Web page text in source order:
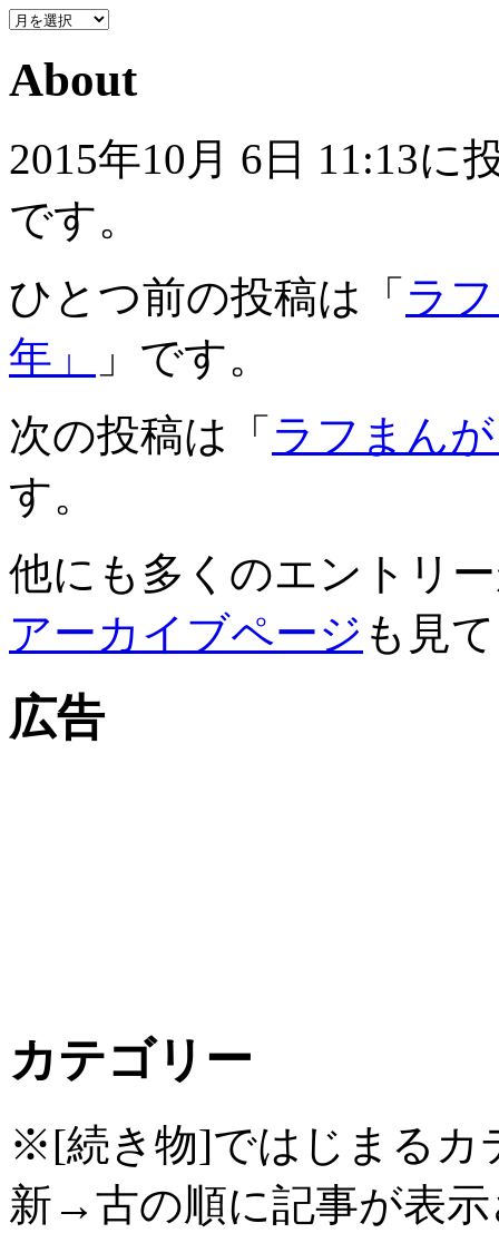
About
2015年10月 6日 11:13
です。
ひとつ前の投稿は「 ラ
年」
」です。
次の投稿は「 ラフまん
す。
他にも多くのエントリ
アーカイブページ も見
広告
カテゴリー
※[続き物]ではじまるカ
新→古の順に記事が表